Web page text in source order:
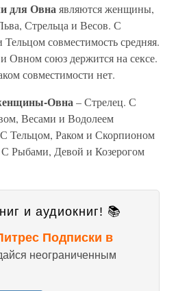
для Овнаявляются женщины,
Стрельца и Весов. С
совместимость средняя.
союз держится на сексе.
совместимости нет.
Овна– Стрелец. С
Весами и Водолеем
С Тельцом, Раком и Скорпионом
С Рыбами, Девой и Козерогом
и аудиокниг! 📚
Подписки в
неограниченным